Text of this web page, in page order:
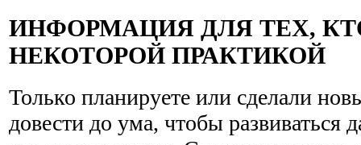
ИНФОРМАЦИЯ ДЛЯ ТЕХ,
НЕКОТОРОЙ ПРАКТИКОЙ
Только планируете или сделали
довести до ума, чтобы развиваться